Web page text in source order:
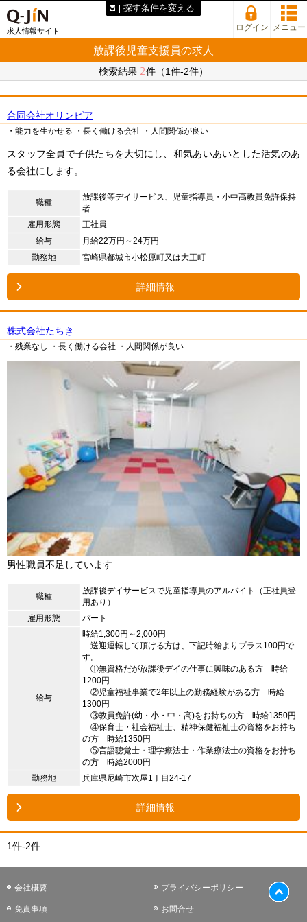
求人情報サイト ログイン メニュー
放課後児童支援員の求人
検索結果 2件（1件-2件）
合同会社オリンピア
・能力を生かせる ・長く働ける会社 ・人間関係が良い
スタッフ全員で子供たちを大切にし、和気あいあいとした活気のあ
る会社にします。
職種
放課後等デイサービス、児童指導員・小中高教員免許保持
者
雇用形態
正社員
給与
月給22万円～24万円
勤務地
宮崎県都城市小松原町又は大王町
詳細情報
株式会社たちき
・残業なし ・長く働ける会社 ・人間関係が良い
男性職員不足しています
職種
放課後デイサービスで児童指導員のアルバイト（正社員登
用あり）
雇用形態
パート
給与
時給1,300円～2,000円
送迎運転して頂ける方は、下記時給よりプラス100円で
す。
①無資格だが放課後デイの仕事に興味のある方 時給
1200円
②児童福祉事業で2年以上の勤務経験がある方 時給
1300円
③教員免許(幼・小・中・高)をお持ちの方 時給1350円
④保育士・社会福祉士、精神保健福祉士の資格をお持ち
の方 時給1350円
⑤言語聴覚士・理学療法士・作業療法士の資格をお持ち
の方 時給2000円
勤務地
兵庫県尼崎市次屋1丁目24-17
詳細情報
1件-2件
探す条件を変える
会社概要 プライバシーポリシー
免責事項 お問合せ